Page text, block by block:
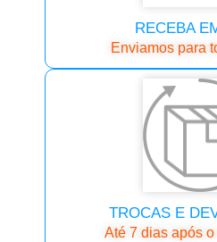
RECEBA
Enviamos para
TROCAS E
Até 7 dias após